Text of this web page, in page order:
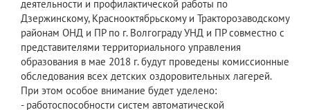
деятельности и профилактической работы по
Дзержинскому, Краснооктябрьскому и Тракторозаводскому
районам ОНД и ПР по г. Волгограду УНД и ПР совместно с
представителями территориального управления
образования в мае 2018 г. будут проведены комиссионные
обследования всех детских оздоровительных лагерей.
При этом особое внимание будет уделено:
- работоспособности систем автоматической